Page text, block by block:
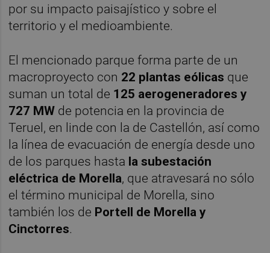
por su impacto paisajístico y sobre el
territorio y el medioambiente.
El mencionado parque forma parte de un
macroproyecto con 22 plantas eólicas que
suman un total de 125 aerogeneradores y
727 MW de potencia en la provincia de
Teruel, en linde con la de Castellón, así como
la línea de evacuación de energía desde uno
de los parques hasta la subestación
eléctrica de Morella, que atravesará no sólo
el término municipal de Morella, sino
también los de Portell de Morella y
Cinctorres.